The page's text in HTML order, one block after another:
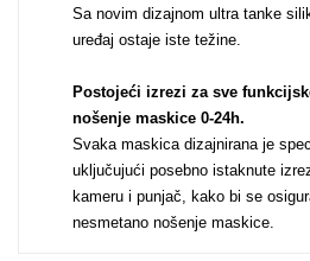
Sa novim dizajnom ultra tanke
uređaj ostaje iste težine.
Postojeći izrezi za sve
nošenje maskice 0-24h.
Svaka maskica dizajnirana je
uključujući posebno istaknute
kameru i punjač, kako bi se
nesmetano nošenje maskice.
Mandale / Cvjetni
motivi